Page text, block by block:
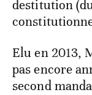
destitution
Elu en 2013,
pas encore
second